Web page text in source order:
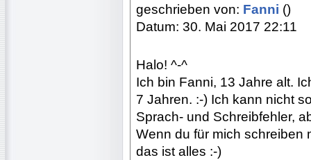
geschrieben von: Fanni ()
Datum: 30. Mai 2017 22:11
Halo! ^-^
Ich bin Fanni, 13 Jahre alt.
7 Jahren. :-) Ich kann nicht
Sprach- und Schreibfehler,
Wenn du für mich schreiben
das ist alles :-)